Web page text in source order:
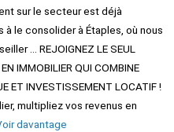
sur le secteur est déjà
le consolider à Étaples, où nous
... REJOIGNEZ LE SEUL
IMMOBILIER QUI COMBINE
ET INVESTISSEMENT LOCATIF !
multipliez vos revenus en
davantage